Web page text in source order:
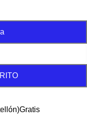
Gratis